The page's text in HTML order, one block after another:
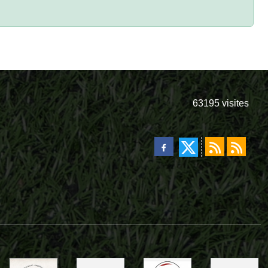
63195 visites